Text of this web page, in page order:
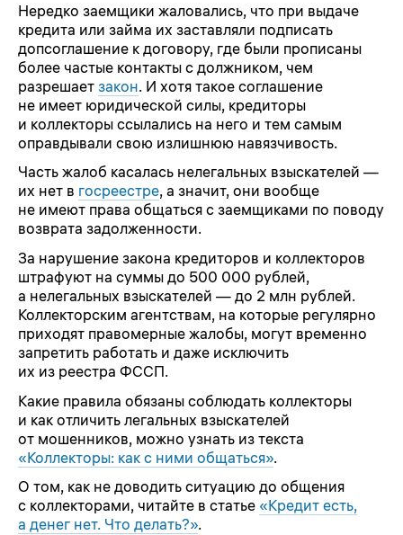
Нередко заемщики жаловались, что при выдаче
кредита или займа их заставляли подписать
допсоглашение к договору, где были прописаны
более частые контакты с должником, чем
разрешает закон. И хотя такое соглашение
не имеет юридической силы, кредиторы
и коллекторы ссылались на него и тем самым
оправдывали свою излишнюю навязчивость.
Часть жалоб касалась нелегальных взыскателей —
их нет в госреестре, а значит, они вообще
не имеют права общаться с заемщиками по поводу
возврата задолженности.
За нарушение закона кредиторов и коллекторов
штрафуют на суммы до 500 000 рублей,
а нелегальных взыскателей — до 2 млн рублей.
Коллекторским агентствам, на которые регулярно
приходят правомерные жалобы, могут временно
запретить работать и даже исключить
их из реестра ФССП.
Какие правила обязаны соблюдать коллекторы
и как отличить легальных взыскателей
от мошенников, можно узнать из текста
«Коллекторы: как с ними общаться».
О том, как не доводить ситуацию до общения
с коллекторами, читайте в статье «Кредит есть,
а денег нет. Что делать?».